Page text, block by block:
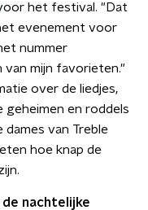
het festival. "Dat
evenement voor
nummer
van mijn favorieten."
over de liedjes,
geheimen en roddels
dames van Treble
hoe knap de
de nachtelijke